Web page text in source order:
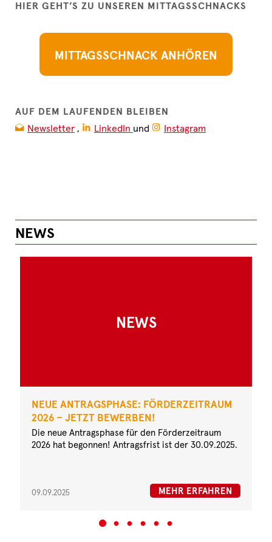
HIER GEHT’S ZU UNSEREN MITTAGSSCHNACKS
MITTAGSSCHNACK ANHÖREN
AUF DEM LAUFENDEN BLEIBEN
Newsletter, LinkedIn und Instagram
NEWS
NEWS
NEUE ANTRAGSPHASE: FÖRDERZEITRAUM
2026 – JETZT BEWERBEN!
Die neue Antragsphase für den Förderzeitraum
2026 hat begonnen! Antragsfrist ist der 30.09.2025.
09.09.2025 MEHR ERFAHREN